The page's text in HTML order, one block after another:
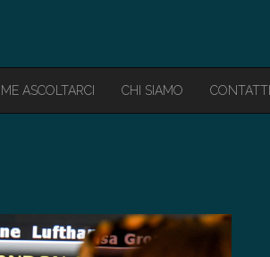
ASCOLTARCI CHI SIAMO CONTATTI